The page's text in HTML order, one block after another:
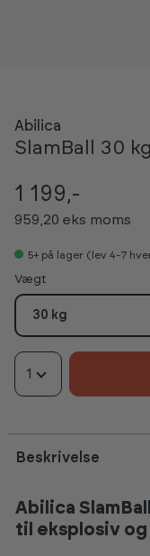
Abilica
SlamBall 30 kg
1 199,-
959,20 eks moms
5+ på lager (lev 4-7
Vælg
Vægt
30 kg
1
Beskrivelse
Abilica
til eksplosiv